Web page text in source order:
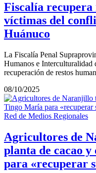
Fiscalía recupera
víctimas del
Huánuco
La Fiscalía Penal
Humanos e Interculturalidad
recuperación de restos
08/10/2025
Red de Medios Regionales
Agricultores de
planta de cacao
para «recuperar